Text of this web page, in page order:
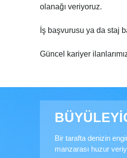
olanağı veriyoruz.
İş başvurusu ya da staj
Güncel kariyer
Bir tarafta denizin
manzarası huzur